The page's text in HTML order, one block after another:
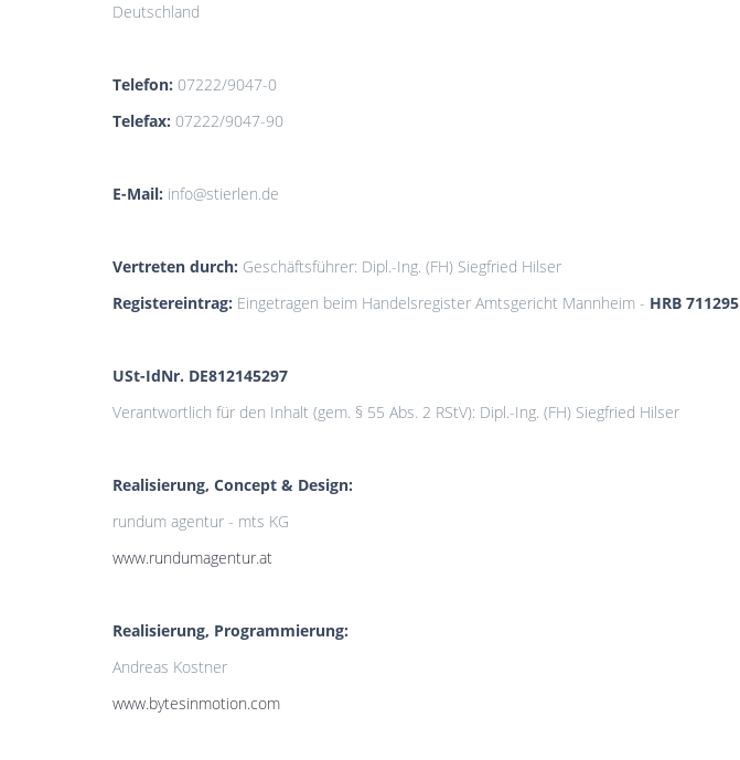
Deutschland
Telefon: 07222/9047-0
Telefax: 07222/9047-90
E-Mail: info@stierlen.de
Vertreten durch: Geschäftsführer: Dipl.-Ing. (FH) Siegfried Hilser
Registereintrag: Eingetragen beim Handelsregister Amtsgericht Mannheim - HRB 711295
USt-IdNr. DE812145297
Verantwortlich für den Inhalt (gem. § 55 Abs. 2 RStV): Dipl.-Ing. (FH) Siegfried Hilser
Realisierung, Concept & Design:
rundum agentur - mts KG
www.rundumagentur.at
Realisierung, Programmierung:
Andreas Kostner
www.bytesinmotion.com